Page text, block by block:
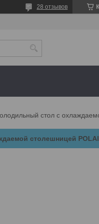
28 отзывов
столешницей